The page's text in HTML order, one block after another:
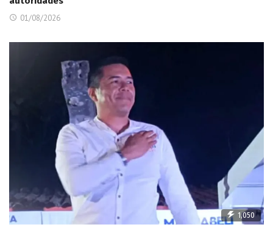
01/08/2026
1,050